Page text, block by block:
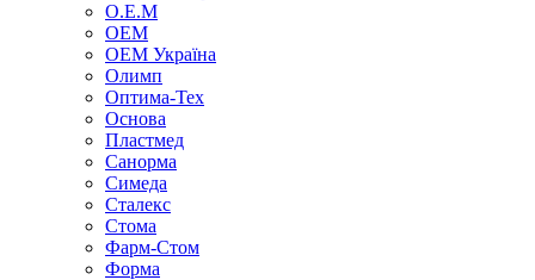
О.Е.М
ОЕМ
ОЕМ Україна
Олимп
Оптима-Тех
Основа
Пластмед
Санорма
Симеда
Сталекс
Стома
Фарм-Стом
Форма